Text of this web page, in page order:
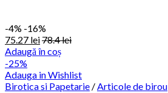
-4% -16%
75.27 lei78.4lei
Adaugă în coș
-25%
Adauga in Wishlist
Birotica si Papetarie /Articole de birou